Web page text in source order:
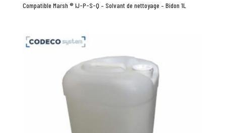
Compatible Marsh ® IJ-P-S-Q – Solvant de nettoyage – Bidon 1L